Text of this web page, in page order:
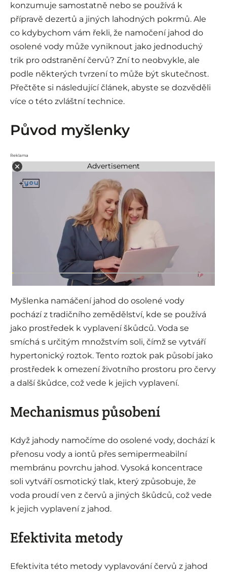
konzumuje samostatně nebo se používá k
přípravě dezertů a jiných lahodných pokrmů. Ale
co kdybychom vám řekli, že namočení jahod do
osolené vody může vyniknout jako jednoduchý
trik pro odstranění červů? Zní to neobvykle, ale
podle některých tvrzení to může být skutečnost.
Přečtěte si následující článek, abyste se dozvěděli
více o této zvláštní technice.
Původ myšlenky
Reklama
Advertisement
Myšlenka namáčení jahod do osolené vody
pochází z tradičního zemědělství, kde se používá
jako prostředek k vyplavení škůdců. Voda se
smíchá s určitým množstvím soli, čímž se vytváří
hypertonický roztok. Tento roztok pak působí jako
prostředek k omezení životního prostoru pro červy
a další škůdce, což vede k jejich vyplavení.
Mechanismus působení
Když jahody namočíme do osolené vody, dochází k
přenosu vody a iontů přes semipermeabilní
membránu povrchu jahod. Vysoká koncentrace
soli vytváří osmotický tlak, který způsobuje, že
voda proudí ven z červů a jiných škůdců, což vede
k jejich vyplavení z jahod.
Efektivita metody
Efektivita této metody vyplavování červů z jahod